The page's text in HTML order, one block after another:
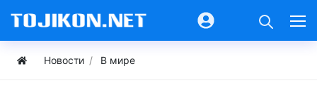
Новости В мире